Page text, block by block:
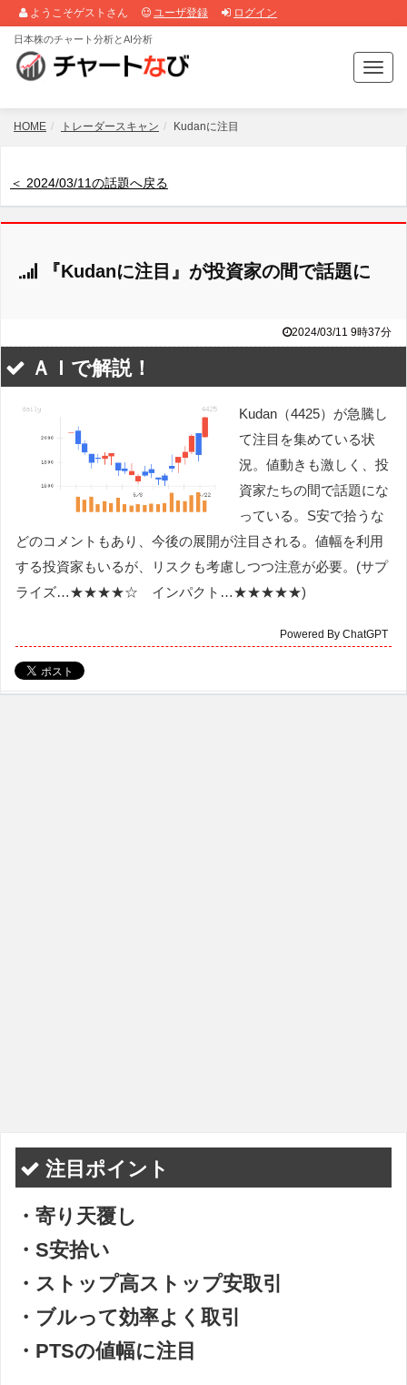
ようこそゲストさん ユーザ登録 ログイン
T
o
g
日本株のチャート分析とAI分析
HOME トレーダースキャン Kudanに注目
＜ 2024/03/11の話題へ戻る
『Kudanに注目』が投資家の間で話題に
2024/03/11 9時37分
ＡＩで解説！
Kudan（4425）が急騰し
て注目を集めている状
況。値動きも激しく、投
資家たちの間で話題にな
っている。S安で拾うな
どのコメントもあり、今後の展開が注目される。値幅を利用
する投資家もいるが、リスクも考慮しつつ注意が必要。(サプ
ライズ…★★★★☆ インパクト…★★★★★)
Powered By ChatGPT
注目ポイント
・寄り天覆し
・S安拾い
・ストップ高ストップ安取引
・ブルって効率よく取引
・PTSの値幅に注目